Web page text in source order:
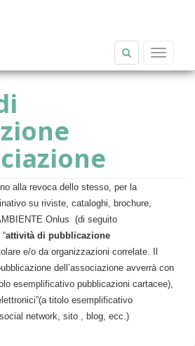
Toggle
alla revoca dello stesso, per la
su riviste, cataloghi, brochure,
Onlus (di seguito
attività di pubblicazione
e/o da organizzazioni correlate. Il
dell’associazione avverrà con
esemplificativo pubblicazioni cartacee),
titolo esemplificativo
network, sito , blog, ecc.)